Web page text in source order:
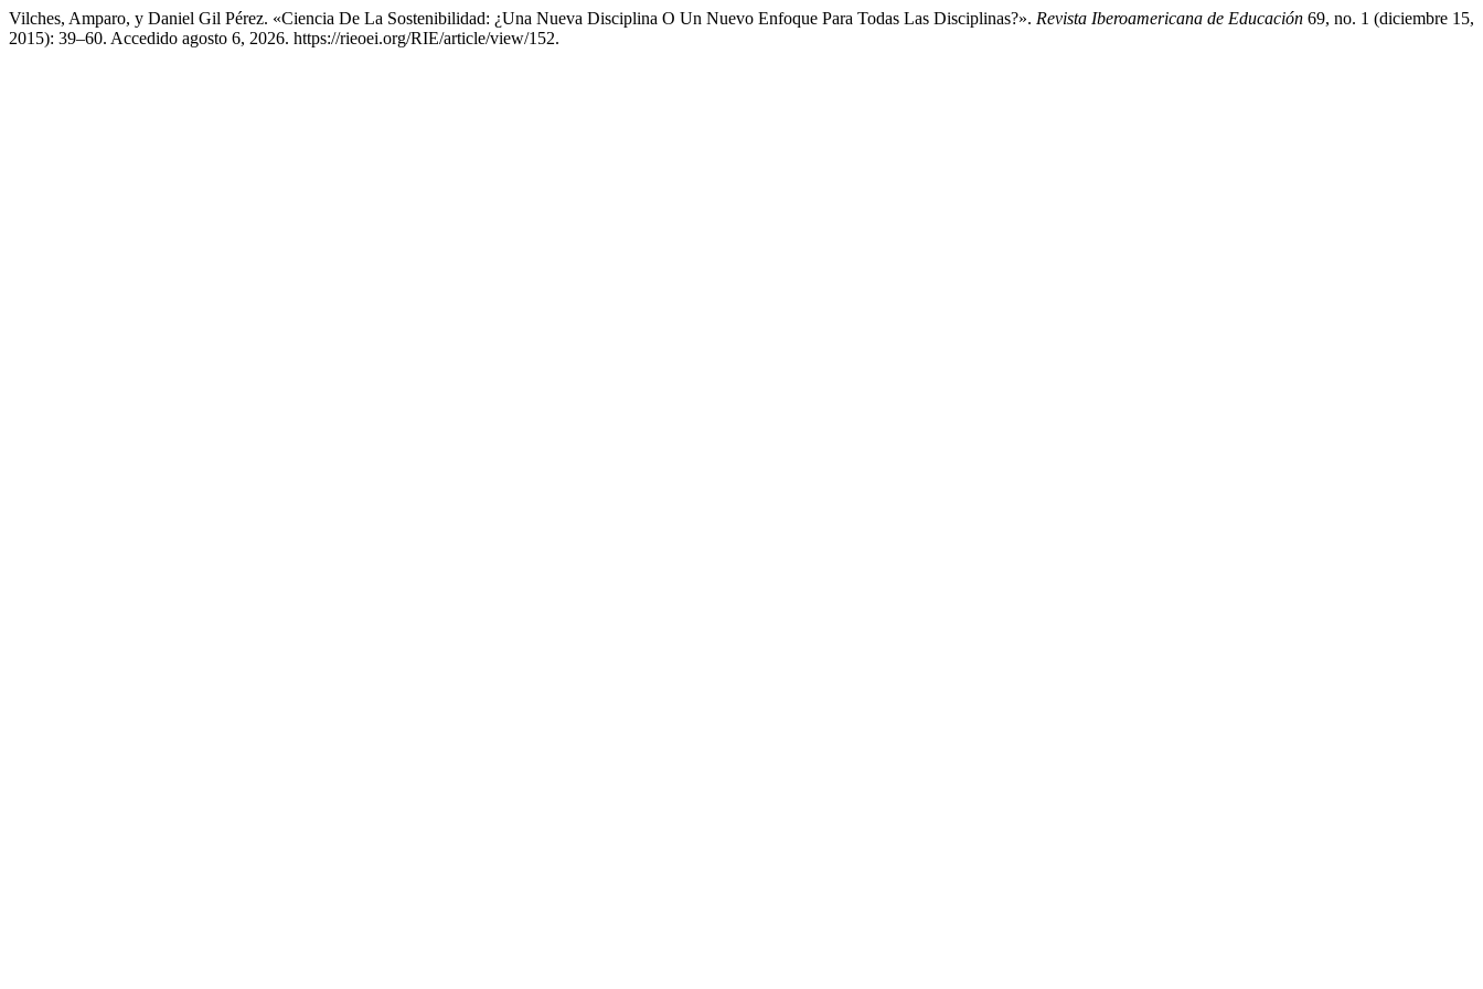
Vilches, Amparo, y Daniel Gil Pérez. «Ciencia De La Sostenibilidad: ¿Una Nueva Disciplina O Un Nuevo Enfoque Para Todas Las Disciplinas?». Revista Iberoamericana de Educación 69, no. 1 (diciembre 15,
2015): 39–60. Accedido agosto 6, 2026. https://rieoei.org/RIE/article/view/152.